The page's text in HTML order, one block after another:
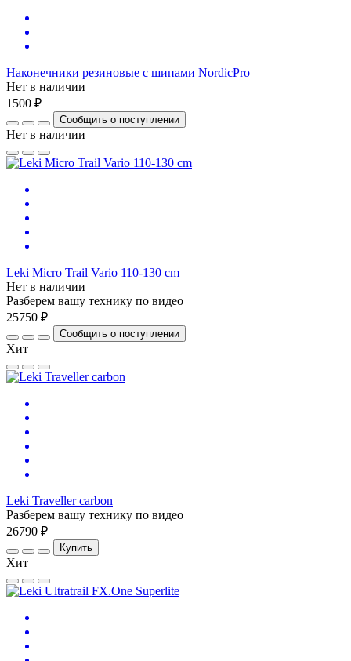
Наконечники резиновые с шипами NordicPro
Нет в наличии
1500 ₽
Сообщить о поступлении
Нет в наличии
Leki Micro Trail Vario 110-130 cm
Нет в наличии
Разберем вашу технику по видео
25750 ₽
Сообщить о поступлении
Хит
Leki Traveller carbon
Разберем вашу технику по видео
26790 ₽
Купить
Хит